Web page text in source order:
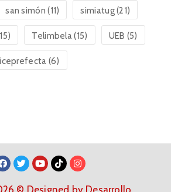
san simón (11) simiatug(21)
Telimbela (15) UEB (5)
(6)
© Designed by Desarrollo